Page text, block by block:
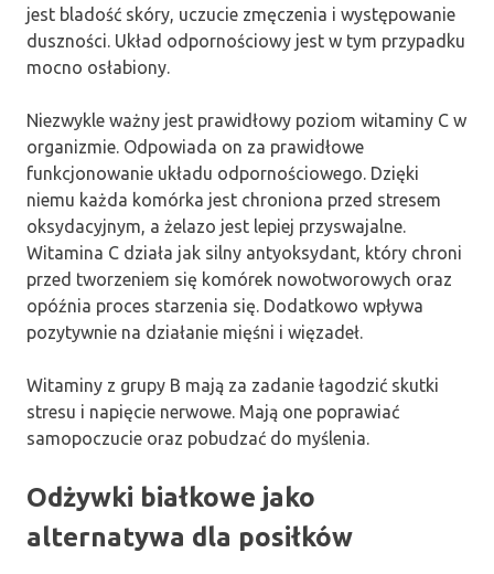
jest bladość skóry, uczucie zmęczenia i występowanie
duszności. Układ odpornościowy jest w tym przypadku
mocno osłabiony.
Niezwykle ważny jest prawidłowy poziom witaminy C w
organizmie. Odpowiada on za prawidłowe
funkcjonowanie układu odpornościowego. Dzięki
niemu każda komórka jest chroniona przed stresem
oksydacyjnym, a żelazo jest lepiej przyswajalne.
Witamina C działa jak silny antyoksydant, który chroni
przed tworzeniem się komórek nowotworowych oraz
opóźnia proces starzenia się. Dodatkowo wpływa
pozytywnie na działanie mięśni i więzadeł.
Witaminy z grupy B mają za zadanie łagodzić skutki
stresu i napięcie nerwowe. Mają one poprawiać
samopoczucie oraz pobudzać do myślenia.
Odżywki białkowe jako
alternatywa dla posiłków